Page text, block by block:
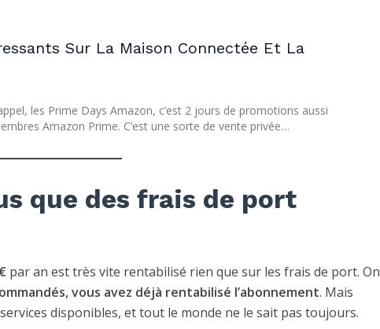
Sur La Maison Connectée Et La
les Prime Days Amazon, c’est 2 jours de promotions aussi
Amazon Prime. C’est une sorte de vente privée…
que des frais de port
par an est très vite rentabilisé rien que sur les frais de port. On
vous avez déjà rentabilisé l’abonnement. Mais
disponibles, et tout le monde ne le sait pas toujours.